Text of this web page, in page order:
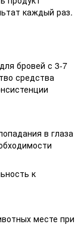
каждый раз.
бровей с 3-7
средства
в глаза
к
месте при